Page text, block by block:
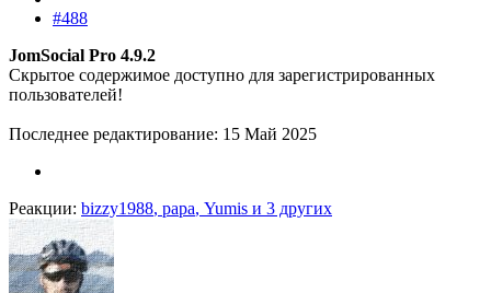
#488
JomSocial Pro 4.9.2
Скрытое содержимое доступно для зарегистрированных
пользователей!
Последнее редактирование: 15 Май 2025
Реакции: bizzy1988, papa, Yumis и 3 других